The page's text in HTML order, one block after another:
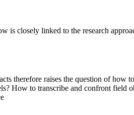
is closely linked to the research
therefore raises the question of how
How to transcribe and confront field